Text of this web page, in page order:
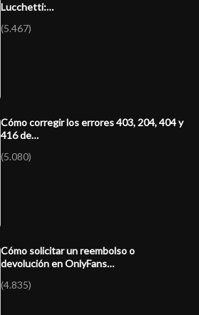
Lucchetti:…
(5.467)
Cómo corregir los errores 403, 204, 404 y
416 de…
(5.080)
Cómo solicitar un reembolso o
devolución en OnlyFans…
(4.835)